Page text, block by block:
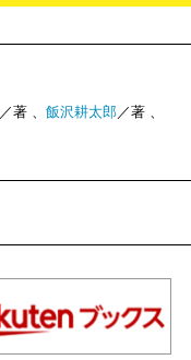
／著 、 飯沢耕太郎／著 、